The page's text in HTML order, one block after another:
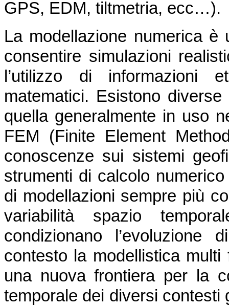
GPS, EDM, tiltmetria, ecc…).
La modellazione numerica
consentire simulazioni
l’utilizzo di informazioni
matematici. Esistono
quella generalmente in uso
FEM (Finite Element
conoscenze sui sistemi
strumenti di calcolo
di modellazioni sempre più
variabilità spazio
condizionano
contesto la modellistica
una nuova frontiera per la
temporale dei diversi contesti